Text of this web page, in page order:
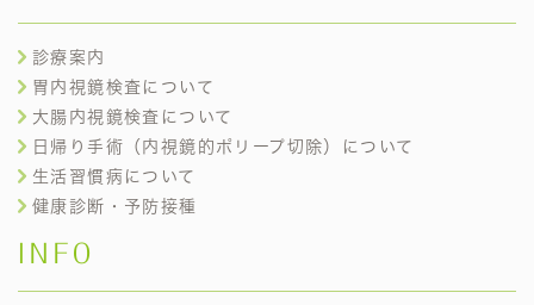
診療案内
胃内視鏡検査について
大腸内視鏡検査について
日帰り手術（内視鏡的ポリープ切除）について
生活習慣病について
健康診断・予防接種
INFO